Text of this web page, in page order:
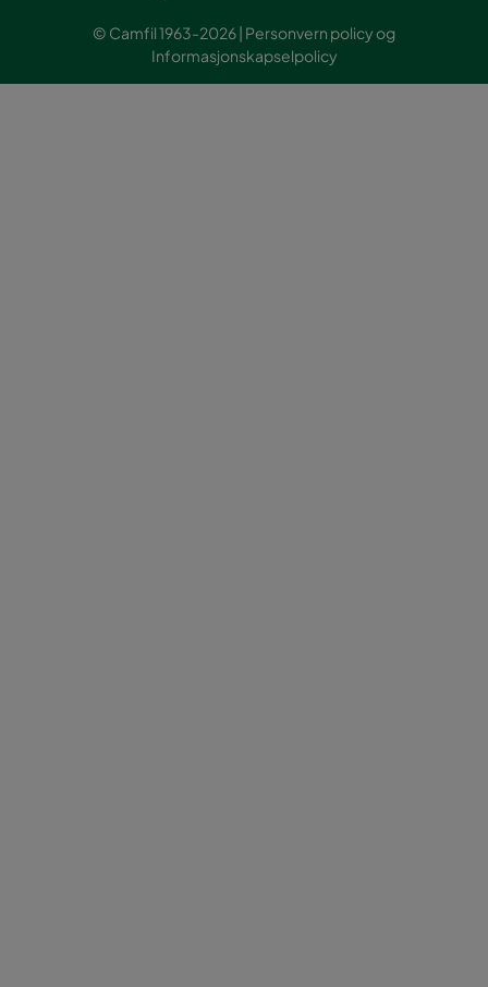
© Camfil 1963-2026 | Personvern policyog
Informasjonskapselpolicy